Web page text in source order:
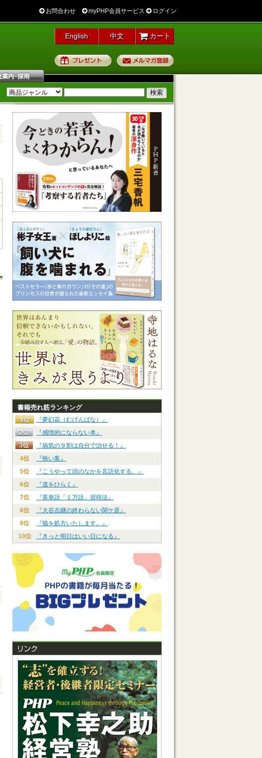
お問合わせ myPHP会員サービス ログイン
English 中文 カート
プレゼント
書籍売れ筋ランキング
『夢幻花（むげんばな）』
『感情的にならない本』
『病気の９割は自分で治せる！』
4位
『怖い客』
5位
『こうやって頭のなかを言語化する。』
6位
『道をひらく』
7位
『英単語「１万語」習得法』
8位
『大谷吉継の終わらない関ケ原』
9位
『猫を処方いたします。』
10位
『きっと明日はいい日になる』